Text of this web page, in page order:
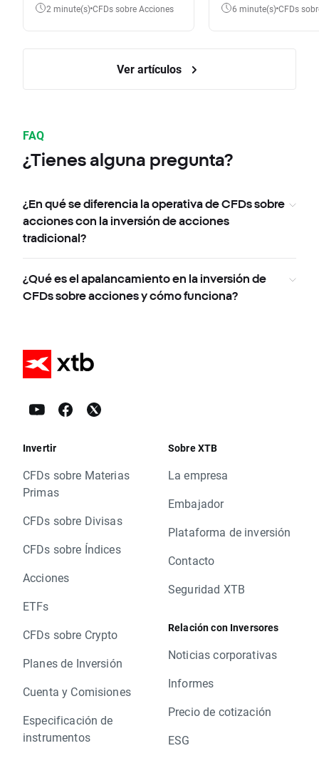
diferencia?
2 minute(s) CFDs sobre Acciones 6 minute(s) CFDs
Ver artículos
FAQ
¿Tienes alguna pregunta?
¿En qué se diferencia la operativa de CFDs sobre
acciones con la inversión de acciones
tradicional?
¿Qué es el apalancamiento en la inversión de
CFDs sobre acciones y cómo funciona?
Invertir
CFDs sobre Materias
Primas
CFDs sobre Divisas
CFDs sobre Índices
Acciones
ETFs
CFDs sobre Crypto
Planes de Inversión
Cuenta y Comisiones
Especificación de
instrumentos
Sobre XTB
La empresa
Embajador
Plataforma de inversión
Contacto
Seguridad XTB
Relación con Inversores
Noticias corporativas
Informes
Precio de cotización
ESG